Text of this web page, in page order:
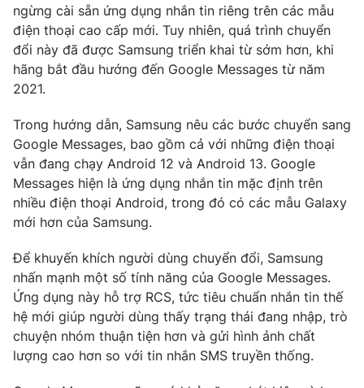
VTV Money VTV Thể thao
VTV Sức khoẻ Bất động sản
Thị trường 24h Tấm lòng Việt
VTV4 Vươn mình bằng AI
VTV9
Liên hệ tòa soạn English
THỜI BÁO VTV
ngừng cài sẵn ứng dụng nhắn tin riêng trên các mẫu
điện thoại cao cấp mới. Tuy nhiên, quá trình chuyển
đổi này đã được Samsung triển khai từ sớm hơn, khi
hãng bắt đầu hướng đến Google Messages từ năm
2021.
Trong hướng dẫn, Samsung nêu các bước chuyển sang
Google Messages, bao gồm cả với những điện thoại
vẫn đang chạy Android 12 và Android 13. Google
Messages hiện là ứng dụng nhắn tin mặc định trên
nhiều điện thoại Android, trong đó có các mẫu Galaxy
mới hơn của Samsung.
Để khuyến khích người dùng chuyển đổi, Samsung
nhấn mạnh một số tính năng của Google Messages.
Ứng dụng này hỗ trợ RCS, tức tiêu chuẩn nhắn tin thế
hệ mới giúp người dùng thấy trạng thái đang nhập, trò
chuyện nhóm thuận tiện hơn và gửi hình ảnh chất
lượng cao hơn so với tin nhắn SMS truyền thống.